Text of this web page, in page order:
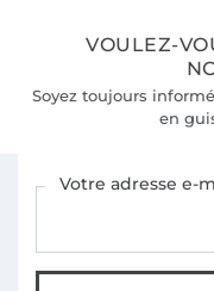
VOULEZ-
Soyez toujours
en
Votre adresse e-